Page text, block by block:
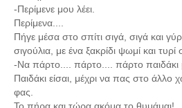
-Περίμενε μου λέει.
Περίμενα....
Πήγε μέσα στο σπίτι σιγά, σιγά και
σιγούλια, με ένα ξακρίδι ψωμί και τυρί
-Να πάρτο.... πάρτο.... πάρτο παιδάκι
Παιδάκι είσαι, μέχρι να πας στο άλλο
φας.